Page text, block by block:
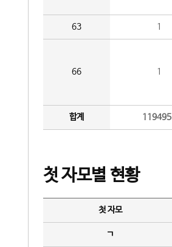
63 1
66 1
합계
첫 자모별 현황
첫 자모
ㄱ